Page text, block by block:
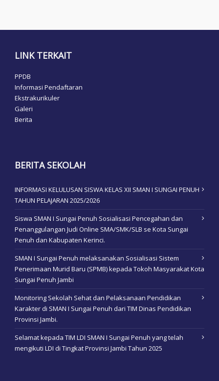
LINK TERKAIT
PPDB
Informasi Pendaftaran
Ekstrakurikuler
Galeri
Berita
BERITA SEKOLAH
INFORMASI KELULUSAN SISWA KELAS XII SMAN I SUNGAI PENUH
TAHUN PELAJARAN 2025/2026
Siswa SMAN I Sungai Penuh Sosialisasi Pencegahan dan
Penanggulangan Judi Online SMA/SMK/SLB se Kota Sungai
Penuh dan Kabupaten Kerinci.
SMAN I Sungai Penuh melaksanakan Sosialisasi Sistem
Penerimaan Murid Baru (SPMB) kepada Tokoh Masyarakat Kota
Sungai Penuh Jambi
Monitoring Sekolah Sehat dan Pelaksanaan Pendidikan
Karakter di SMAN I Sungai Penuh dari TIM Dinas Pendidikan
Provinsi Jambi.
Selamat kepada TIM LDI SMAN I Sungai Penuh yang telah
mengikuti LDI di Tingkat Provinsi Jambi Tahun 2025